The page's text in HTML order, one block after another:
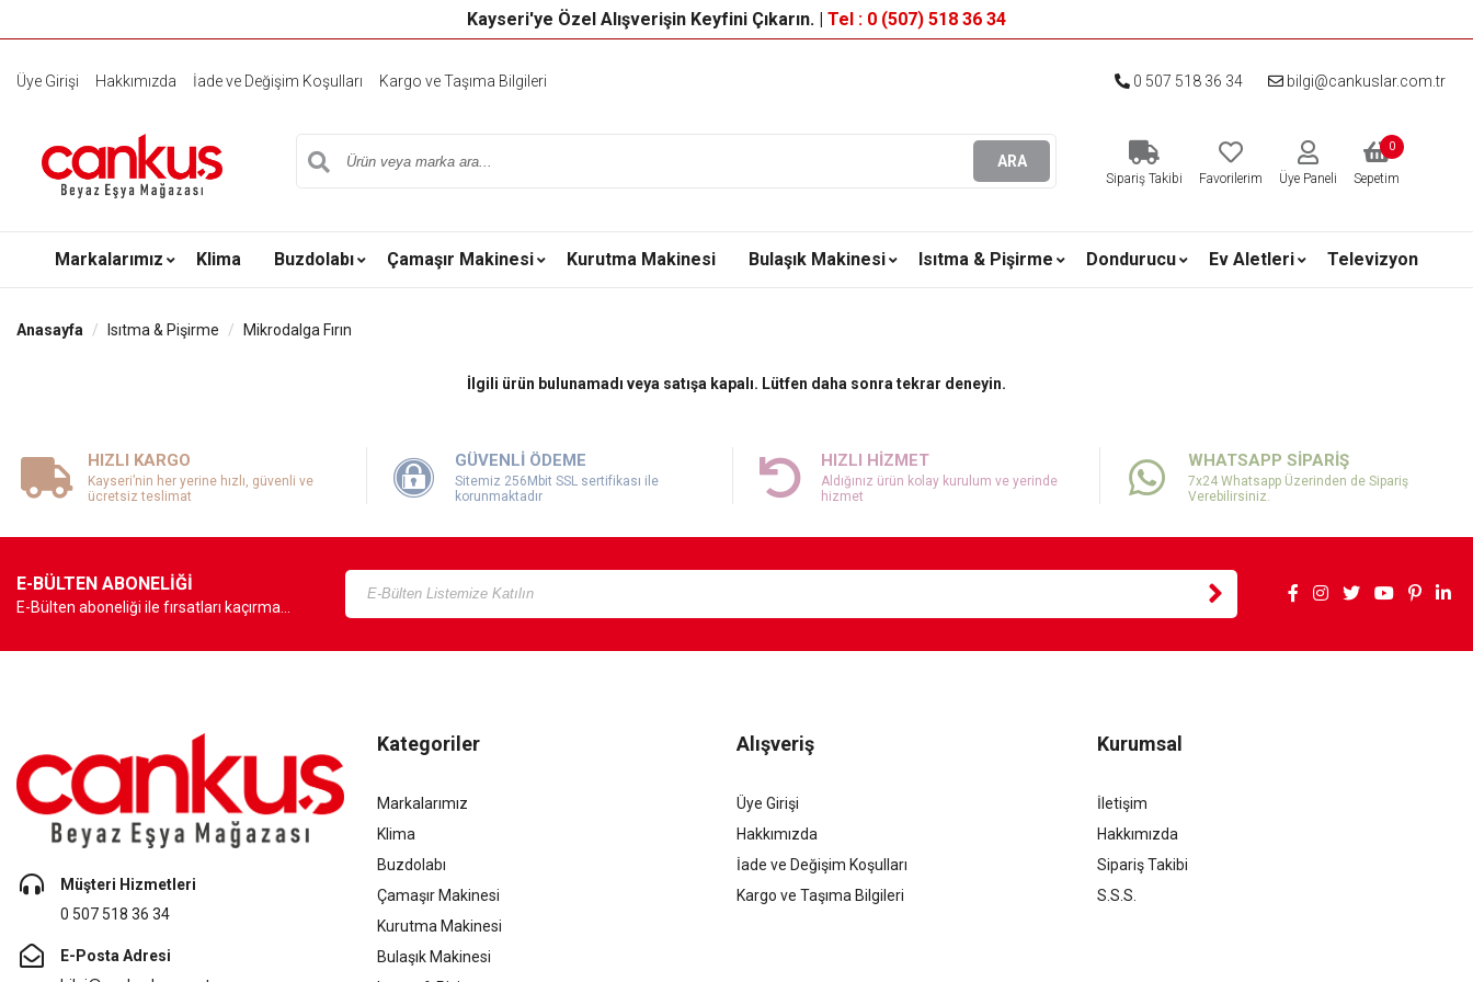
Kayseri'ye Özel Alışverişin Keyfini Çıkarın. | Tel : 0 (507) 518 36 34
Üye Girişi Hakkımızda İade ve Değişim Koşulları Kargo ve Taşıma Bilgileri 0 507 518 36 34 bilgi@cankuslar.com.tr
ARA
Sipariş Takibi Favorilerim Üye Paneli Sepetim
0
Markalarımız Klima Buzdolabı Çamaşır Makinesi Kurutma Makinesi Bulaşık Makinesi Isıtma & Pişirme Dondurucu Ev Aletleri Televizyon
Anasayfa Isıtma & Pişirme Mikrodalga Fırın
İlgili ürün bulunamadı veya satışa kapalı. Lütfen daha sonra tekrar deneyin.
HIZLI KARGO
Kayseri’nin her yerine hızlı, güvenli ve
ücretsiz teslimat
GÜVENLİ ÖDEME
Sitemiz 256Mbit SSL sertifikası ile
korunmaktadır
HIZLI HİZMET
Aldığınız ürün kolay kurulum ve yerinde
hizmet
WHATSAPP SİPARİŞ
7x24 Whatsapp Üzerinden de Sipariş
Verebilirsiniz.
E-BÜLTEN ABONELİĞİ
E-Bülten aboneliği ile fırsatları kaçırma...
Müşteri Hizmetleri
0 507 518 36 34
E-Posta Adresi
Kategoriler
Markalarımız
Klima
Buzdolabı
Çamaşır Makinesi
Kurutma Makinesi
Bulaşık Makinesi
Alışveriş
Üye Girişi
Hakkımızda
İade ve Değişim Koşulları
Kargo ve Taşıma Bilgileri
Kurumsal
İletişim
Hakkımızda
Sipariş Takibi
S.S.S.